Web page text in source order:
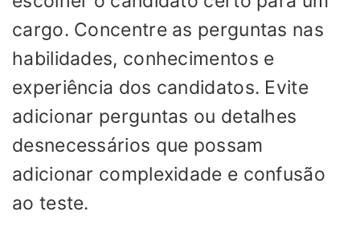
cargo. Concentre as perguntas nas
habilidades, conhecimentos e
experiência dos candidatos. Evite
adicionar perguntas ou detalhes
desnecessários que possam
adicionar complexidade e confusão
ao teste.